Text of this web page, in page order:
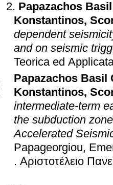
Papazachos
Konstantinos,
dependent
and on seismic
Teorica ed
Papazachos Basil
Konstantinos,
intermediate-term
the subduction
Accelerated
Papageorgiou,
. Αριστοτέλειο